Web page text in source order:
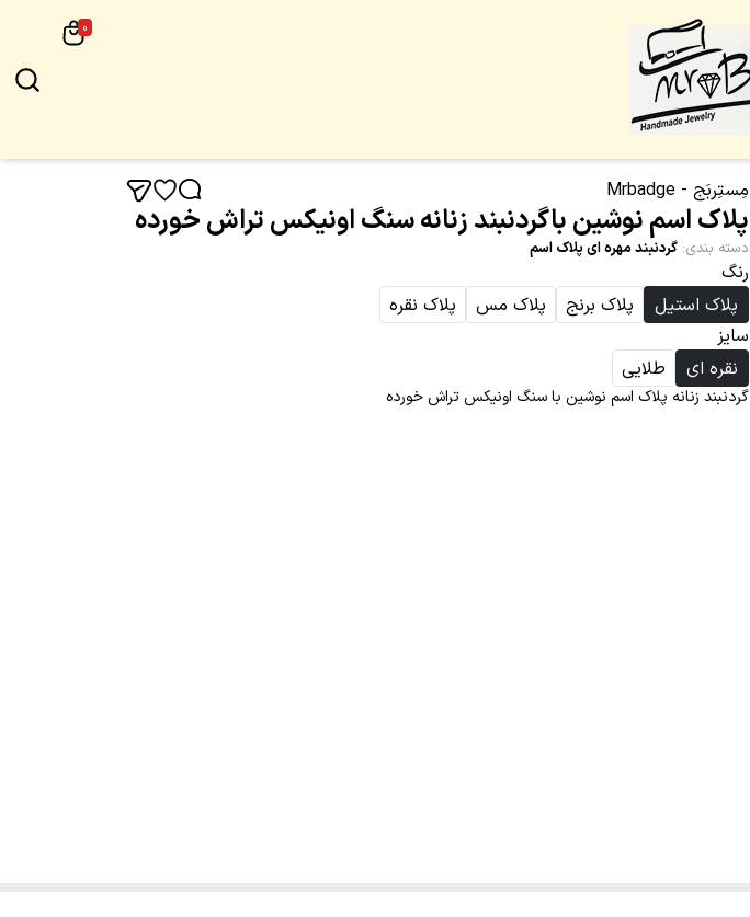
0
مِستِربَج - Mrbadge
پلاک اسم نوشین باگردنبند زنانه سنگ اونیکس تراش خورده
دسته بندی: گردنبند مهره ای پلاک اسم
رنگ
پلاک استیل
پلاک برنج پلاک مس
پلاک نقره
سایز
نقره ای
طلایی
گردنبند زنانه پلاک اسم نوشین با سنگ اونیکس تراش خورده